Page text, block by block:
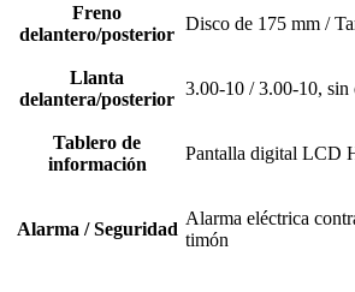
Freno
delantero/posterior
Disco de 175 mm /
Llanta
delantera/posterior
3.00-10 / 3.00-10, sin
Tablero de
información
Pantalla digital LCD
Alarma / Seguridad
Alarma eléctrica
timón